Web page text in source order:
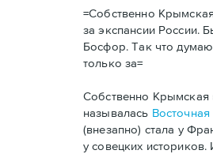
=Собственно
за экспансии России.
Босфор. Так что
только за=
Собственно Крымская
называлась
(внезапно) стала у
у совецких историков.